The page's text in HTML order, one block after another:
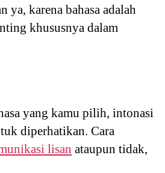
karena bahasa adalah
khususnya dalam
yang kamu pilih, intonasi
diperhatikan. Cara
lisan ataupun tidak,